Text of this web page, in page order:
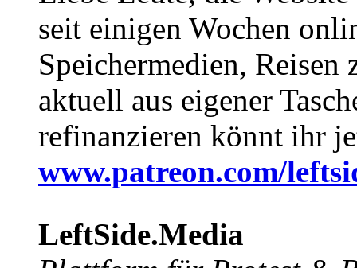
seit einigen Wochen
Speichermedien, Reisen
aktuell aus eigener
refinanzieren könnt ihr
www.patreon.com/
LeftSide.Media